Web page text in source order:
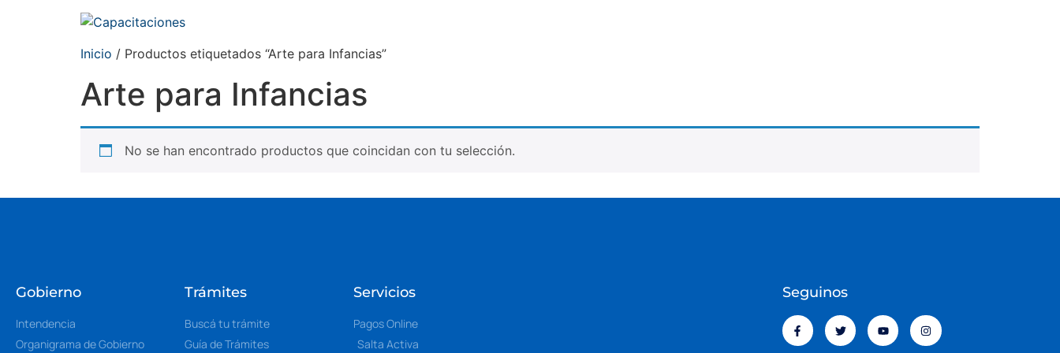
Inicio / Productos etiquetados “Arte para Infancias”
Arte para Infancias
No se han encontrado productos que coincidan con tu selección.
Gobierno
Intendencia
Organigrama de Gobierno
Trámites
Buscá tu trámite
Guía de Trámites
Servicios
Pagos Online
Salta Activa
Seguinos